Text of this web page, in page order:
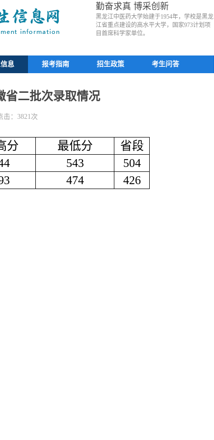
勤奋求真 博采创新
黑龙江中医药大学始建于1954年，学校是黑龙
江省重点建设的高水平大学，国家973计划项
目首席科学家单位。
息 报考指南 招生政策 考生问答
省二批次录取情况
击：3821次
分 最低分
省段
543
504
474 426